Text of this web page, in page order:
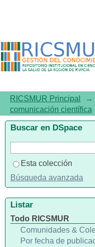
Listar
autor
RICSMUR Principal →
comunicación científica
Buscar en DSpace
Esta colección
Búsqueda avanzada
Listar
Todo RICSMUR
Comunidades &
Por fecha de